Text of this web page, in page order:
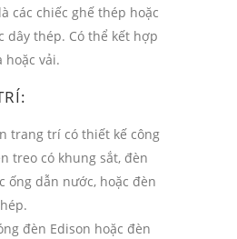
các chiếc ghế thép hoặc
dây thép. Có thể kết hợp
hoặc vải.
trang trí có thiết kế công
treo có khung sắt, đèn
ống dẫn nước, hoặc đèn
đèn Edison hoặc đèn